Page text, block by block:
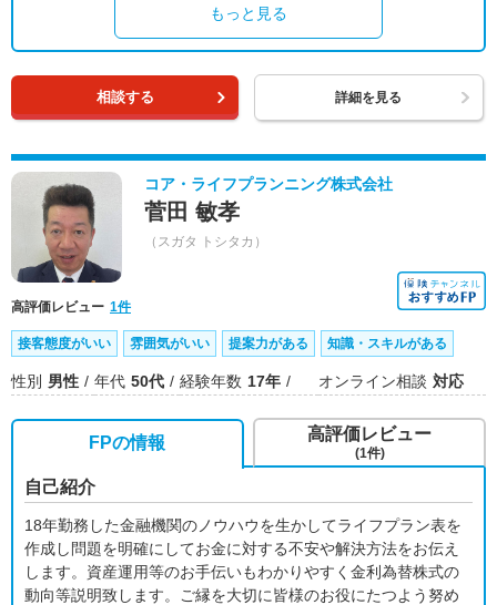
もっと見る
相談する 詳細を見る
コア・ライフプランニング株式会社
菅田 敏孝
（スガタ トシタカ）
高評価レビュー 1件
接客態度がいい 雰囲気がいい 提案力がある 知識・スキルがある
性別 男性 年代 50代 経験年数 17年 オンライン相談 対応
FPの情報
自己紹介
18年勤務した金融機関のノウハウを生かしてライフプラン表を
作成し問題を明確にしてお金に対する不安や解決方法をお伝え
します。資産運用等のお手伝いもわかりやすく金利為替株式の
動向等説明致します。ご縁を大切に皆様のお役にたつよう努め
高評価レビュー
(1件)